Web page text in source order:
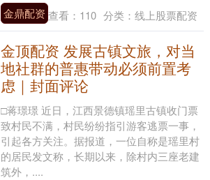
金鼎配资 查看： 110 分类： 线上股票配资
金顶配资 发展古镇文旅，对当
地社群的普惠带动必须前置考
虑｜封面评论
□蒋璟璟 近日，江西景德镇瑶里古镇收门票
致村民不满，村民纷纷指引游客逃票一事，
引起各方关注。据报道，一位自称是瑶里村
的居民发文称，长期以来，除村内三座老建
筑外，....